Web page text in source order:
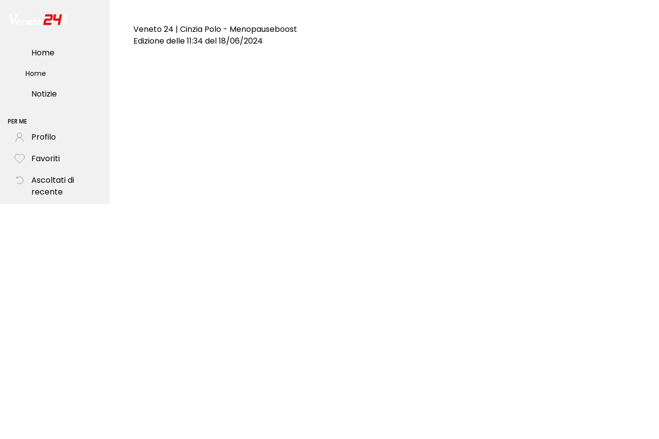
Home
Home
Notizie
PER ME
Profilo
Favoriti
Ascoltati di
recente
Veneto 24 | Cinzia Polo - Menopauseboost
Edizione delle 11:34 del 18/06/2024